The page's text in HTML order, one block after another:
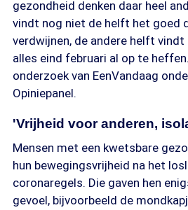
gezondheid denken daar heel
vindt nog niet de helft het goed
verdwijnen, de andere helft
alles eind februari al op te
onderzoek van EenVandaag
Opiniepanel.
'Vrijheid voor anderen,
Mensen met een kwetsbare
hun bewegingsvrijheid na het
coronaregels. Die gaven hen
gevoel, bijvoorbeeld de